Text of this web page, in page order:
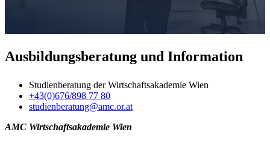
Ausbildungsberatung und Information
Studienberatung der Wirtschaftsakademie Wien
+43(0)676/898 77 80
studienberatung@amc.or.at
AMC Wirtschaftsakademie Wien